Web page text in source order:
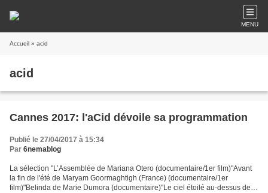
MENU
Accueil » acid
acid
Cannes 2017: l'aCid dévoile sa programmation
Publié le 27/04/2017 à 15:34
Par 6nemablog
La sélection "L’Assemblée de Mariana Otero (documentaire/1er film)"Avant
la fin de l'été de Maryam Goormaghtigh (France) (documentaire/1er
film)"Belinda de Marie Dumora (documentaire)"Le ciel étoilé au-dessus de